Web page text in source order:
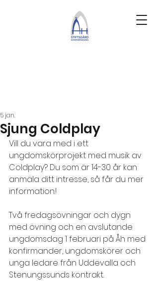
Sjung Coldplay
5 jan.
Vill du vara med i ett
ungdomskörprojekt med musik av
Coldplay? Du som är 14-30 år kan
anmäla ditt intresse, så får du mer
information.!
Två fredagsövningar och dygn
med övning och en avslutande
ungdomsdag 1 februari på Åh med
konfirmander, ungdomskörer och
unga ledare från Uddevalla och
Stenungssunds kontrakt.